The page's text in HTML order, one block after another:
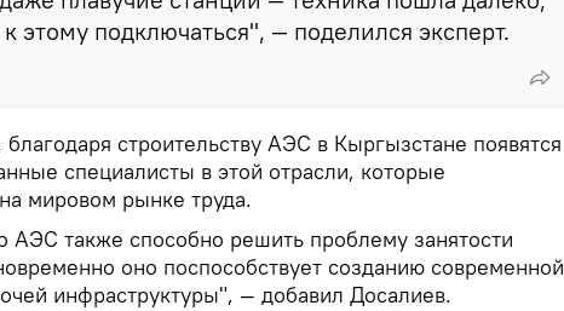
этому подключаться", — поделился эксперт.
строительству АЭС в Кыргызстане появятся
специалисты в этой отрасли, которые
мировом рынке труда.
АЭС также способно решить проблему занятости
оно поспособствует созданию современной
инфраструктуры", — добавил Досалиев.